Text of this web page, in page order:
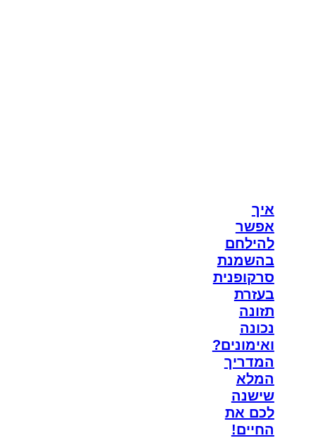
איך
אפשר
להילחם
בהשמנת
סרקופנית
בעזרת
תזונה
נכונה
ואימונים?
המדריך
המלא
שישנה
לכם את
החיים!